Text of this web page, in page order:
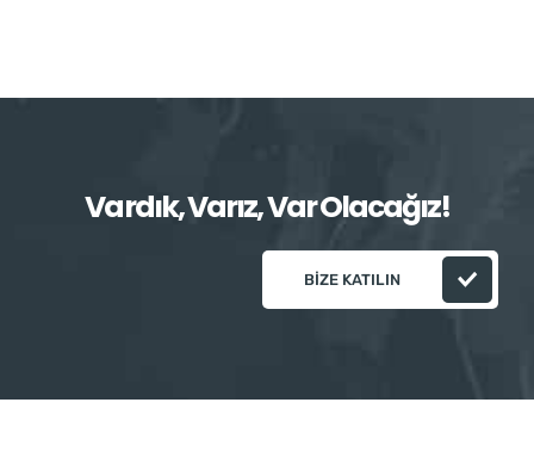
Vardık, Varız, Var Olacağız!
BIZE KATILIN